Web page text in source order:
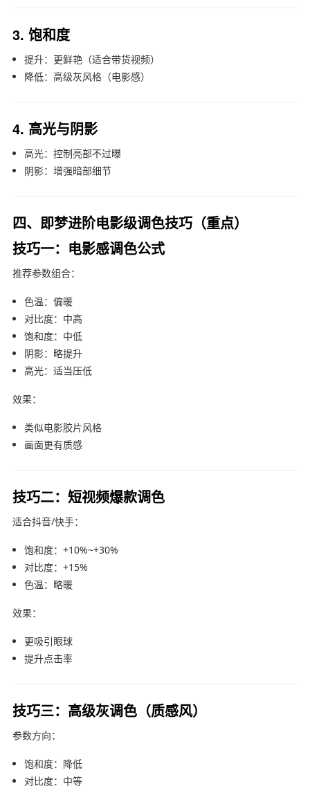
3. 饱和度
提升：更鲜艳（适合带货视频）
降低：高级灰风格（电影感）
4. 高光与阴影
高光：控制亮部不过曝
阴影：增强暗部细节
四、即梦进阶电影级调色技巧（重点）
技巧一：电影感调色公式
推荐参数组合：
色温：偏暖
对比度：中高
饱和度：中低
阴影：略提升
高光：适当压低
效果：
类似电影胶片风格
画面更有质感
技巧二：短视频爆款调色
适合抖音/快手：
饱和度：+10%~+30%
对比度：+15%
色温：略暖
效果：
更吸引眼球
提升点击率
技巧三：高级灰调色（质感风）
参数方向：
饱和度：降低
对比度：中等